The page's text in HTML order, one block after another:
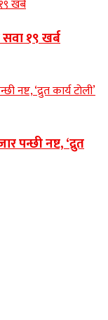
१९ खर्ब
पन्छी नष्ट, ‘द्रुत